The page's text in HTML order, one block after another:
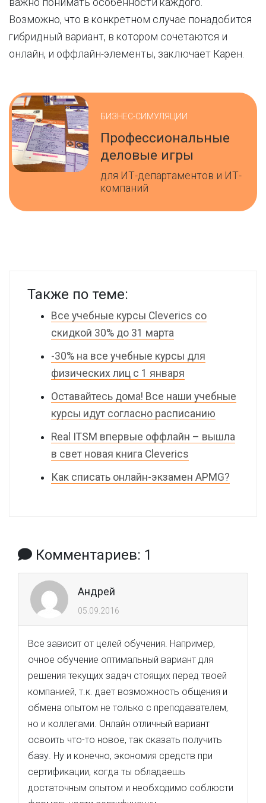
важно понимать особенности каждого.
Возможно, что в конкретном случае понадобится
гибридный вариант, в котором сочетаются и
онлайн, и оффлайн-элементы, заключает Карен.
БИЗНЕС-СИМУЛЯЦИИ
Профессиональные
деловые игры
для ИТ-департаментов и ИТ-
компаний
Также по теме:
Все учебные курсы Cleverics со
скидкой 30% до 31 марта
-30% на все учебные курсы для
физических лиц с 1 января
Оставайтесь дома! Все наши учебные
курсы идут согласно расписанию
Real ITSM впервые оффлайн – вышла
в свет новая книга Cleverics
Как списать онлайн-экзамен APMG?
Комментариев: 1
Андрей
05.09.2016
Все зависит от целей обучения. Например,
очное обучение оптимальный вариант для
решения текущих задач стоящих перед твоей
компанией, т.к. дает возможность общения и
обмена опытом не только с преподавателем,
но и коллегами. Онлайн отличный вариант
освоить что-то новое, так сказать получить
базу. Ну и конечно, экономия средств при
сертификации, когда ты обладаешь
достаточным опытом и необходимо соблюсти